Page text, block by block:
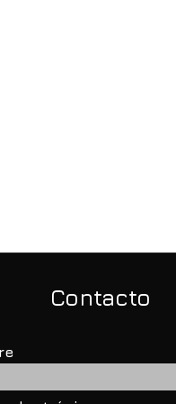
Contacto